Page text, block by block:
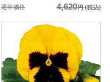
通常価格 4,620円(税込)